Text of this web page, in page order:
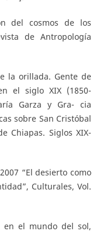
del cosmos de los
de Antropología
la orillada. Gente de
el siglo XIX (1850-
Garza y Gra- cia
sobre San Cristóbal
Chiapas. Siglos XIX-
“El desierto como
Culturales, Vol.
en el mundo del sol,